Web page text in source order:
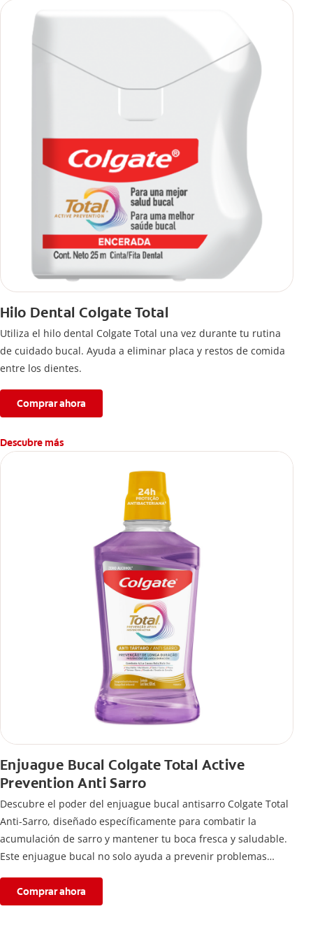
Hilo Dental Colgate Total
Utiliza el hilo dental Colgate Total una vez durante tu rutina
de cuidado bucal. Ayuda a eliminar placa y restos de comida
entre los dientes.
Comprar ahora
Descubre más
Enjuague Bucal Colgate Total Active
Prevention Anti Sarro
Descubre el poder del enjuague bucal antisarro Colgate Total
Anti-Sarro, diseñado específicamente para combatir la
acumulación de sarro y mantener tu boca fresca y saludable.
Este enjuague bucal no solo ayuda a prevenir problemas
Comprar ahora